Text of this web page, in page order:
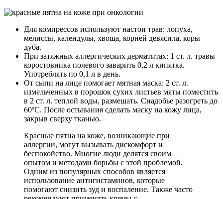
Для компрессов используют настои трав: лопуха,
мелиссы, календулы, хвоща, корней девясила, коры
дуба.
При затяжных аллергических дерматитах: 1 ст. л. травы
коростовника полевого заварить 0,2 л кипятка.
Употреблять по 0,1 л в день.
От сыпи на лице помогает мятная маска: 2 ст. л.
измельченных в порошок сухих листьев мяты поместить
в 2 ст. л. теплой воды, размешать. Снадобье разогреть до
60ºС. После остывания сделать маску на кожу лица,
закрыв сверху тканью.
Красные пятна на коже, возникающие при
аллергии, могут вызывать дискомфорт и
беспокойство. Многие люди делятся своим
опытом и методами борьбы с этой проблемой.
Одним из популярных способов является
использование антигистаминов, которые
помогают снизить зуд и воспаление. Также часто